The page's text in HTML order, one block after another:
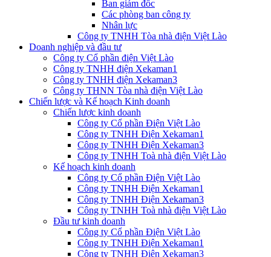
Ban giám đốc
Các phòng ban công ty
Nhân lực
Công ty TNHH Tòa nhà điện Việt Lào
Doanh nghiệp và đầu tư
Công ty Cổ phần điện Việt Lào
Công ty TNHH điện Xekaman1
Công ty TNHH điện Xekaman3
Công ty THNN Tòa nhà điện Việt Lào
Chiến lược và Kế hoạch Kinh doanh
Chiến lược kinh doanh
Công ty Cổ phần Điện Việt Lào
Công ty TNHH Điện Xekaman1
Công ty TNHH Điện Xekaman3
Công ty TNHH Toà nhà điện Việt Lào
Kế hoạch kinh doanh
Công ty Cổ phần Điện Việt Lào
Công ty TNHH Điện Xekaman1
Công ty TNHH Điện Xekaman3
Công ty TNHH Toà nhà điện Việt Lào
Đầu tư kinh doanh
Công ty Cổ phần Điện Việt Lào
Công ty TNHH Điện Xekaman1
Công ty TNHH Điện Xekaman3